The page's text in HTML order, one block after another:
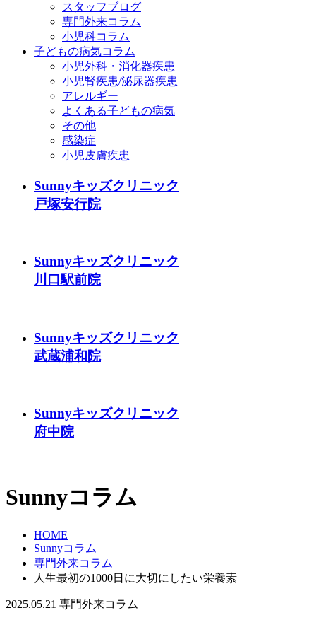
スタッフブログ
専門外来コラム
小児科コラム
子どもの病気コラム
小児外科・消化器疾患
小児腎疾患/泌尿器疾患
アレルギー
よくある子どもの病気
その他
感染症
小児皮膚疾患
Sunnyキッズクリニック
戸塚安行院
Sunnyキッズクリニック
川口駅前院
Sunnyキッズクリニック
武蔵浦和院
Sunnyキッズクリニック
府中院
Sunnyコラム
HOME
Sunnyコラム
専門外来コラム
人生最初の1000日に大切にしたい栄養素
2025.05.21 専門外来コラム